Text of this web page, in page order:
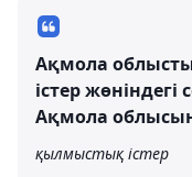
Ақмола
істер
Ақмола
қылмыстық істер